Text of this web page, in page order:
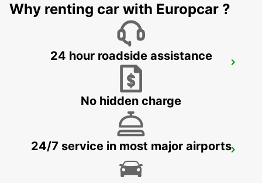
NICOSIA
Why renting car with Europcar ?
24 hour roadside assistance
No hidden charge
24/7 service in most major airports